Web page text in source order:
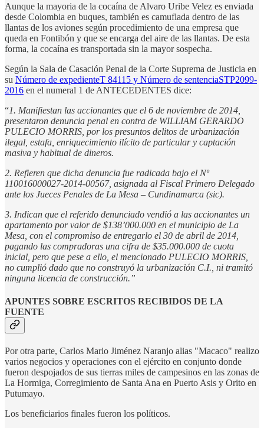
Aunque la mayoria de la cocaína de Alvaro Uribe Velez es enviada
desde Colombia en buques, también es camuflada dentro de las
llantas de los aviones según procedimiento de una empresa que
queda en Fontibón y que se encarga del aire de las llantas. De esta
forma, la cocaína es transportada sin la mayor sospecha.
Según la Sala de Casación Penal de la Corte Suprema de Justicia en
su Número de expedienteT 84115 y Número de sentenciaSTP2099-
2016 en el numeral 1 de ANTECEDENTES dice:
“1. Manifiestan las accionantes que el 6 de noviembre de 2014,
presentaron denuncia penal en contra de WILLIAM GERARDO
PULECIO MORRIS, por los presuntos delitos de urbanización
ilegal, estafa, enriquecimiento ilícito de particular y captación
masiva y habitual de dineros.
2. Refieren que dicha denuncia fue radicada bajo el Nº
110016000027-2014-00567, asignada al Fiscal Primero Delegado
ante los Jueces Penales de La Mesa – Cundinamarca (sic).
3. Indican que el referido denunciado vendió a las accionantes un
apartamento por valor de $138’000.000 en el municipio de La
Mesa, con el compromiso de entregarlo el 30 de abril de 2014,
pagando las compradoras una cifra de $35.000.000 de cuota
inicial, pero que pese a ello, el mencionado PULECIO MORRIS,
no cumplió dado que no construyó la urbanización C.I., ni tramitó
ninguna licencia de construcción.”
APUNTES SOBRE ESCRITOS RECIBIDOS DE LA
FUENTE
Por otra parte, Carlos Mario Jiménez Naranjo alias "Macaco" realizo
varios negocios y operaciones con el ejército en conjunto donde
fueron despojados de sus tierras miles de campesinos en las zonas de
La Hormiga, Corregimiento de Santa Ana en Puerto Asis y Orito en
Putumayo.
Los beneficiarios finales fueron los políticos.